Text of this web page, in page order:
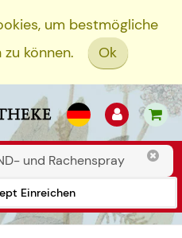
um bestmögliche
können.
Ok
Einreichen